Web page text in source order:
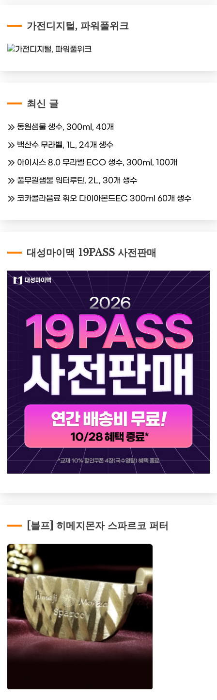
가전디지털, 파워풀위크
최신 글
동원샘물 생수, 300ml, 40개
백산수 무라벨, 1L, 24개 생수
아이시스 8.0 무라벨 ECO 생수, 300ml, 100개
풀무원샘물 워터루틴, 2L, 30개 생수
코카콜라음료 휘오 다이아몬드EC 300ml 60개 생수
대성마이맥 19PASS 사전판매
[블프] 히메지몬자 스파르코 퍼터